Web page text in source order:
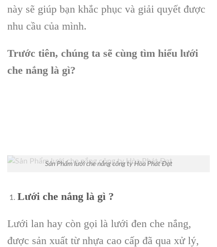
này sẽ giúp bạn khắc phục và giải quyết được
nhu cầu của mình.
Trước tiên, chúng ta sẽ cùng tìm hiểu lưới
che nắng là gì?
Sản Phẩm lưới che nắng công ty Hòa Phát Đạt
Lưới che nắng là gì ?
Lưới lan hay còn gọi là lưới đen che nắng,
được sản xuất từ nhựa cao cấp đã qua xử lý,